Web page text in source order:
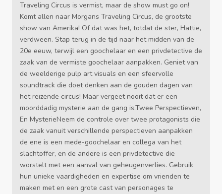
Traveling Circus is vermist, maar de show must go on!
Komt allen naar Morgans Traveling Circus, de grootste
show van Amerika! Of dat was het, totdat de ster, Hattie,
verdween. Stap terug in de tijd naar het midden van de
20e eeuw, terwijl een goochelaar en een privdetective de
zaak van de vermiste goochelaar aanpakken. Geniet van
de weelderige pulp art visuals en een sfeervolle
soundtrack die doet denken aan de gouden dagen van
het reizende circus! Maar vergeet nooit dat er een
moorddadig mysterie aan de gang is.Twee Perspectieven,
En MysterieNeem de controle over twee protagonists die
de zaak vanuit verschillende perspectieven aanpakken
de ene is een mede-goochelaar en collega van het
slachtoffer, en de andere is een privdetective die
worstelt met een aanval van geheugenverlies. Gebruik
hun unieke vaardigheden en expertise om vrienden te
maken met en een grote cast van personages te